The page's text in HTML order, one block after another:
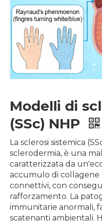
Modelli di
(SSc) NHP
La sclerosi sistemica
sclerodermia, è una
caratterizzata da
accumulo di collagene
connettivi, con
rafforzamento. La
immunitarie anormali,
scatenanti ambientali.